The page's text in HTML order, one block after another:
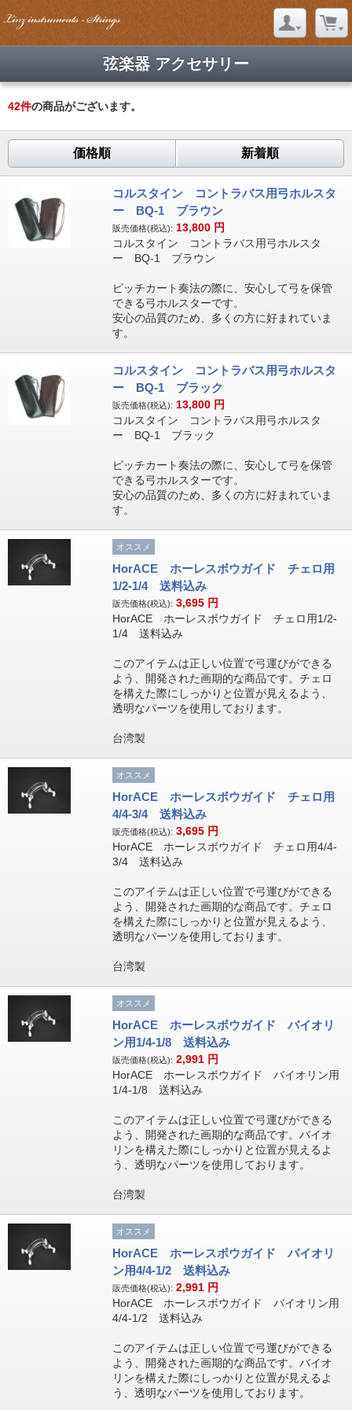
弦楽器 アクセサリー
42件の商品がございます。
価格順 新着順
コルスタイン コントラバス用弓ホルスタ
ー BQ-1 ブラウン
販売価格(税込): 13,800 円
コルスタイン コントラバス用弓ホルスタ
ー BQ-1 ブラウン
ピッチカート奏法の際に、安心して弓を保管
できる弓ホルスターです。
安心の品質のため、多くの方に好まれていま
す。
コルスタイン コントラバス用弓ホルスタ
ー BQ-1 ブラック
販売価格(税込): 13,800 円
コルスタイン コントラバス用弓ホルスタ
ー BQ-1 ブラック
ピッチカート奏法の際に、安心して弓を保管
できる弓ホルスターです。
安心の品質のため、多くの方に好まれていま
す。
オススメ
HorACE ホーレスボウガイド チェロ用
1/2-1/4 送料込み
販売価格(税込): 3,695 円
HorACE ホーレスボウガイド チェロ用1/2-
1/4 送料込み
このアイテムは正しい位置で弓運びができる
よう、開発された画期的な商品です。チェロ
を構えた際にしっかりと位置が見えるよう、
透明なパーツを使用しております。
台湾製
オススメ
HorACE ホーレスボウガイド チェロ用
4/4-3/4 送料込み
販売価格(税込): 3,695 円
HorACE ホーレスボウガイド チェロ用4/4-
3/4 送料込み
このアイテムは正しい位置で弓運びができる
よう、開発された画期的な商品です。チェロ
を構えた際にしっかりと位置が見えるよう、
透明なパーツを使用しております。
台湾製
オススメ
HorACE ホーレスボウガイド バイオリ
ン用1/4-1/8 送料込み
販売価格(税込): 2,991 円
HorACE ホーレスボウガイド バイオリン用
1/4-1/8 送料込み
このアイテムは正しい位置で弓運びができる
よう、開発された画期的な商品です。バイオ
リンを構えた際にしっかりと位置が見えるよ
う、透明なパーツを使用しております。
台湾製
オススメ
HorACE ホーレスボウガイド バイオリ
ン用4/4-1/2 送料込み
販売価格(税込): 2,991 円
HorACE ホーレスボウガイド バイオリン用
4/4-1/2 送料込み
このアイテムは正しい位置で弓運びができる
よう、開発された画期的な商品です。バイオ
リンを構えた際にしっかりと位置が見えるよ
う、透明なパーツを使用しております。